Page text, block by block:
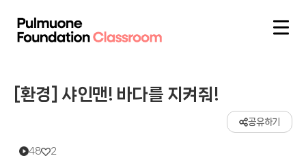
[환경] 샤인맨! 바다를 지켜줘!
공유하기
48 2